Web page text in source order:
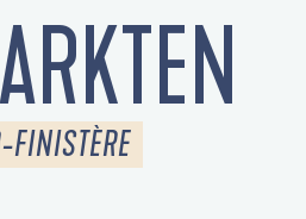
FINISTÈRE